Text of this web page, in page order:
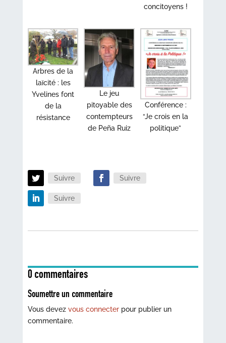
concitoyens !
Arbres de la
laïcité : les
Yvelines font
de la
résistance
Le jeu
pitoyable des
contempteurs
de Peña Ruiz
Conférence :
“Je crois en la
politique”
Suivre Suivre
Suivre
0 commentaires
Soumettre un commentaire
Vous devez vous connecterpour publier un
commentaire.